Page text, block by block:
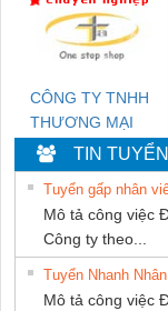
SETSUBI VIỆT
NAM
CÔNG TY TNHH
THƯƠNG MẠI
THIÊN ÂN VIỆT
NAM
TIN TUYỂN
Tuyển gấp nhân
Mô tả công việc
Công ty theo...
Tuyển Nhanh
Mô tả công việc